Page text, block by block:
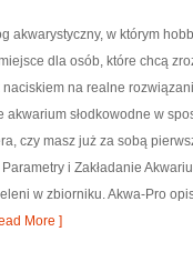
akwarystyczny, w którym
dla osób, które chcą
na realne
akwarium słodkowodne w
czy masz już za sobą
i Zakładanie
w zbiorniku. Akwa-Pro
More ]